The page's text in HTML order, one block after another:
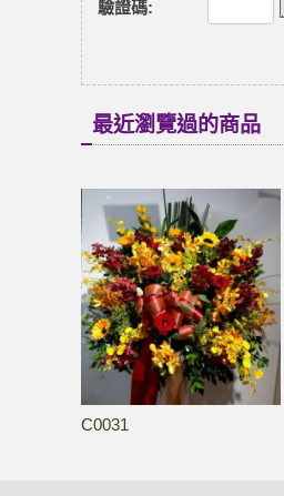
驗證碼:
最近瀏覽過的商品
C0031